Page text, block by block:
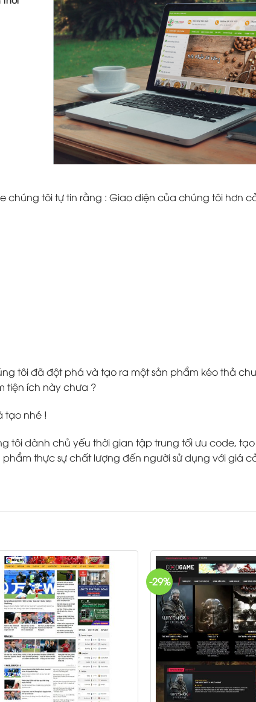
chúng tôi tự tin rằng : Giao diện của chúng tôi hơn
tôi đã đột phá và tạo ra một sản phẩm kéo thả
tiện ích này chưa ?
tạo nhé !
tôi dành chủ yếu thời gian tập trung tối ưu code, tạo
thực sự chất lượng đến người sử dụng với giá
-29%